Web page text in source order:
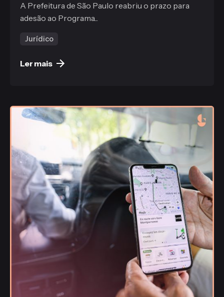
A Prefeitura de São Paulo reabriu o prazo para
adesão ao Programa...
Jurídico
Ler mais
Publicado